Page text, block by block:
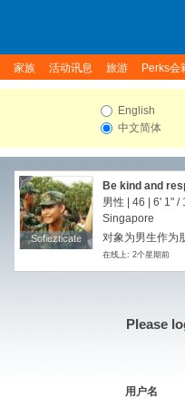
家族 活动讯息 旅游 Perks会
English
中文简体
Sofiezticate
Sofiezticate
Be kind and
男性 | 46 | 6' 1" /
Singapore
对象为男生作为
在线上: 2个星期前
Please
用户名